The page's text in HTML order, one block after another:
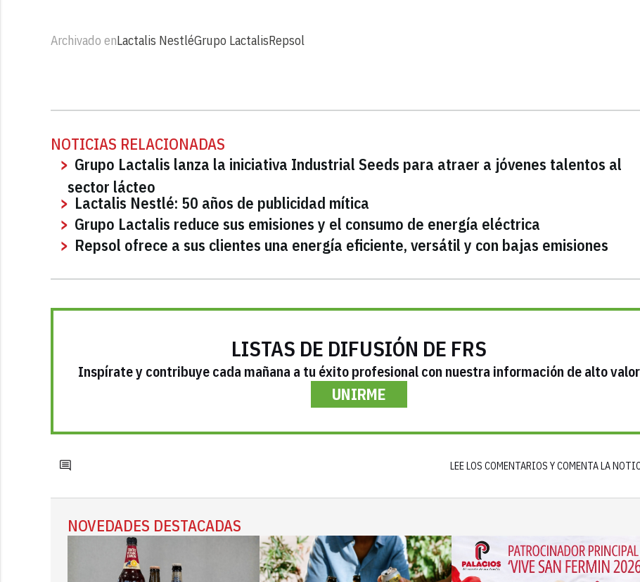
Archivado enLactalis NestléGrupo LactalisRepsol
NOTICIAS RELACIONADAS
Grupo Lactalis lanza la iniciativa Industrial Seeds para atraer a jóvenes talentos al
sector lácteo
Lactalis Nestlé: 50 años de publicidad mítica
Grupo Lactalis reduce sus emisiones y el consumo de energía eléctrica
Repsol ofrece a sus clientes una energía eficiente, versátil y con bajas emisiones
LISTAS DE DIFUSIÓN DE FRS
Inspírate y contribuye cada mañana a tu éxito profesional con nuestra información de alto valor
UNIRME
LEE LOS COMENTARIOS Y COMENTA LA
NOVEDADES DESTACADAS